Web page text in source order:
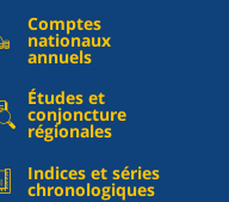
Comptes
nationaux
annuels
Études et
conjoncture
régionales
Indices et séries
chronologiques